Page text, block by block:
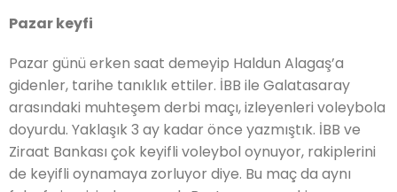
Pazar keyfi
Pazar günü erken saat demeyip Haldun Alagaş’a
gidenler, tarihe tanıklık ettiler. İBB ile Galatasaray
arasındaki muhteşem derbi maçı, izleyenleri voleybola
doyurdu. Yaklaşık 3 ay kadar önce yazmıştık. İBB ve
Ziraat Bankası çok keyifli voleybol oynuyor, rakiplerini
de keyifli oynamaya zorluyor diye. Bu maç da aynı